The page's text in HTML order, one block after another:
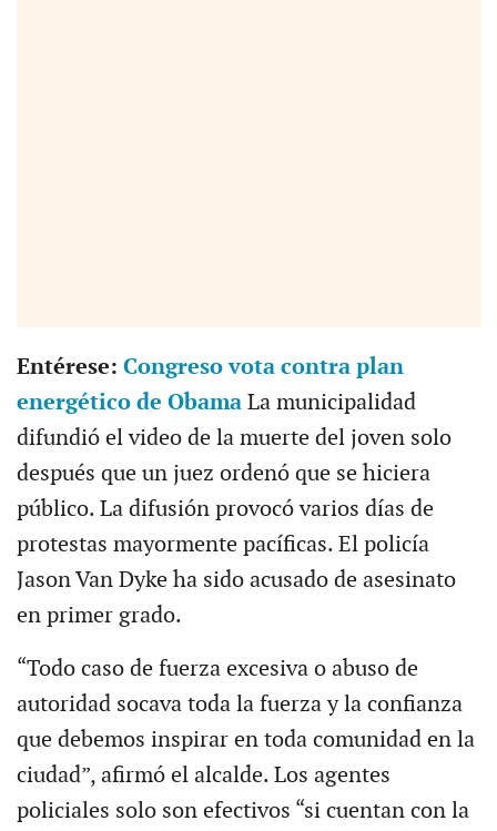
Entérese: Congreso vota contra plan
energético de ObamaLa municipalidad
difundió el video de la muerte del joven solo
después que un juez ordenó que se hiciera
público. La difusión provocó varios días de
protestas mayormente pacíficas. El policía
Jason Van Dyke ha sido acusado de asesinato
en primer grado.
“Todo caso de fuerza excesiva o abuso de
autoridad socava toda la fuerza y la confianza
que debemos inspirar en toda comunidad en la
ciudad”, afirmó el alcalde. Los agentes
policiales solo son efectivos “si cuentan con la